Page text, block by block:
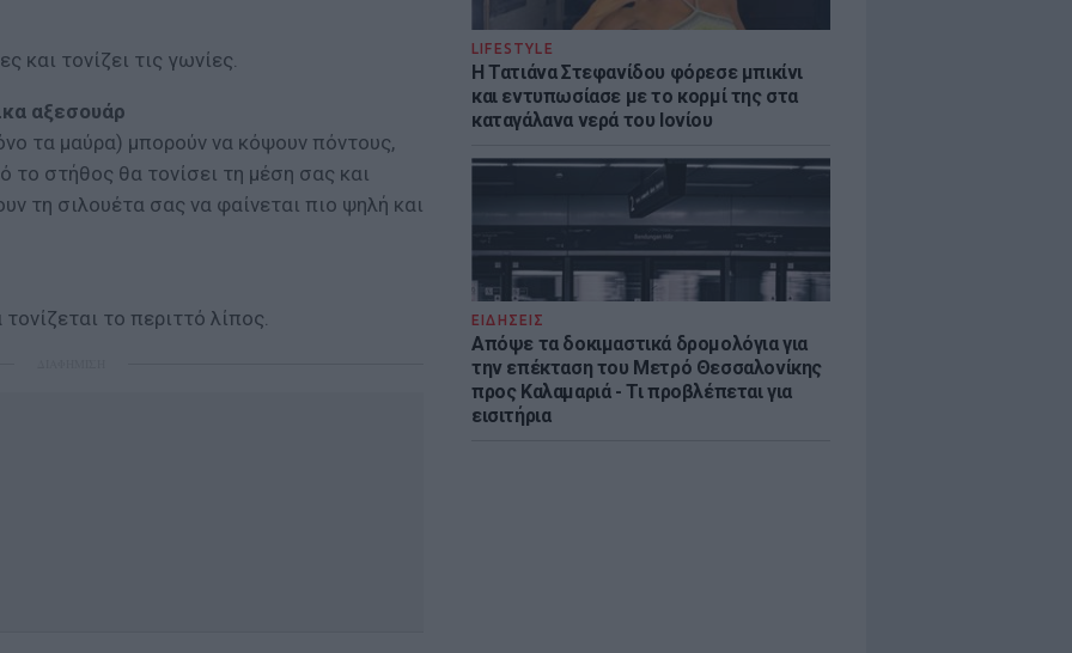
LIFESTYLE
Η Τατιάνα Στεφανίδου φόρεσε μπικίνι
και εντυπωσίασε με το κορμί της στα
καταγάλανα νερά του Ιονίου
ΕΙΔΗΣΕΙΣ
Απόψε τα δοκιμαστικά δρομολόγια για
την επέκταση του Μετρό Θεσσαλονίκης
προς Καλαμαριά - Τι προβλέπεται για
εισιτήρια
και τονίζει τις γωνίες.
αξεσουάρ
τα μαύρα) μπορούν να κόψουν πόντους,
στήθος θα τονίσει τη μέση σας και
τη σιλουέτα σας να φαίνεται πιο ψηλή και
το περιττό λίπος.